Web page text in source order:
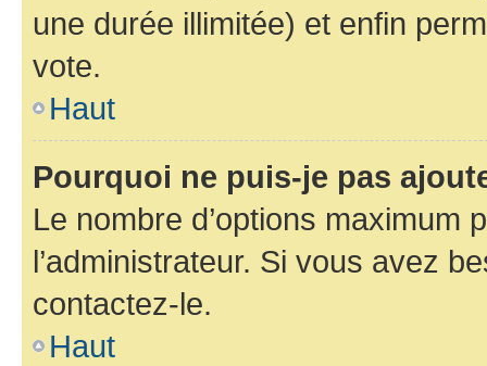
une durée illimitée) et enfin
vote.
Haut
Pourquoi ne puis-je pas
Le nombre d’options maximum
l’administrateur. Si vous avez
contactez-le.
Haut